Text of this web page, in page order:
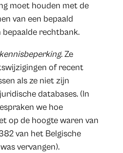
moet houden met de
van een bepaald
rechtbank.
kennisbeperking. Ze
of recent
als ze niet zijn
databases. (In
we hoe
op de hoogte waren van
van het Belgische
vervangen).